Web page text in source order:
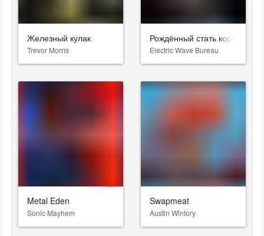
Железный кулак
Trevor Morris
Рождённый стать королем
Electric Wave Bureau
Metal Eden
Sonic Mayhem
Swapmeat
Austin Wintory